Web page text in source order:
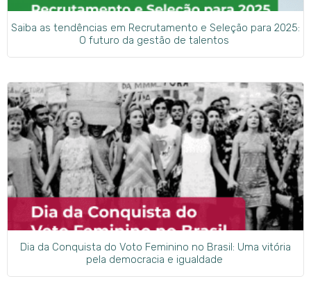
Saiba as tendências em Recrutamento e Seleção para 2025:
O futuro da gestão de talentos
Dia da Conquista do Voto Feminino no Brasil: Uma vitória
pela democracia e igualdade